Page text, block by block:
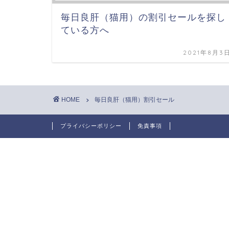
毎日良肝（猫用）の割引セールを探し
ている方へ
2021年8月3
HOME 毎日良肝（猫用）割引セール
プライバシーポリシー 免責事項